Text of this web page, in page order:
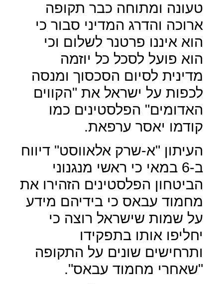
טעונה ומתוחה כבר תקופה
ארוכה והדרג המדיני סבור כי
הוא איננו פרטנר לשלום וכי
הוא פועל לסכל כל יוזמה
מדינית לסיום הסכסוך ומנסה
לכפות על ישראל את "הקווים
האדומים" הפלסטינים כמו
קודמו יאסר ערפאת.
העיתון "א-שרק אלאווסט" דיווח
ב-6 במאי כי ראשי מנגנוני
הביטחון הפלסטינים הזהירו את
מחמוד עבאס כי בידיהם מידע
על שמות שישראל רוצה כי
יחליפו אותו בתפקידו
ותרחישים שונים על התקופה
"שאחרי מחמוד עבאס".